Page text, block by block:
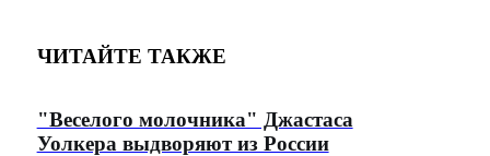
ЧИТАЙТЕ ТАКЖЕ
"Веселого молочника" Джастаса
Уолкера выдворяют из России